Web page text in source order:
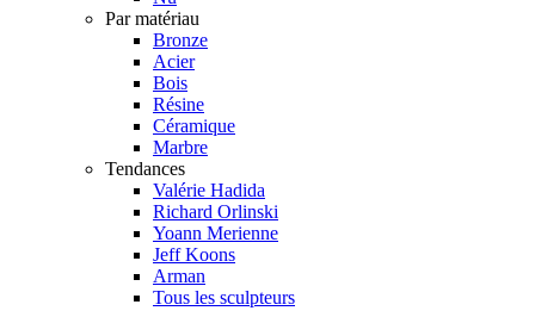
Par matériau
Bronze
Acier
Bois
Résine
Céramique
Marbre
Tendances
Valérie Hadida
Richard Orlinski
Yoann Merienne
Jeff Koons
Arman
Tous les sculpteurs